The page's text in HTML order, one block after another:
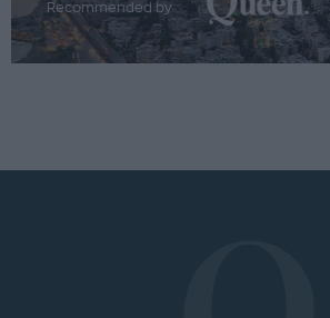
Recommended by